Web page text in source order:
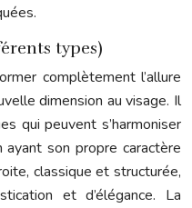
types)
complètement l’allure
dimension au visage. Il
qui peuvent s’harmoniser
ayant son propre caractère
classique et structurée,
et d’élégance. La